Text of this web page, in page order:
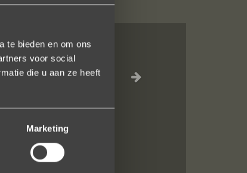
te bieden en om ons
voor social
die u aan ze heeft
Marketing
is
laten
heeft